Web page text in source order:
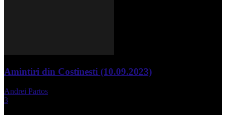
Amintiri din Costinesti (10.09.2023)
Andrei Partos
3